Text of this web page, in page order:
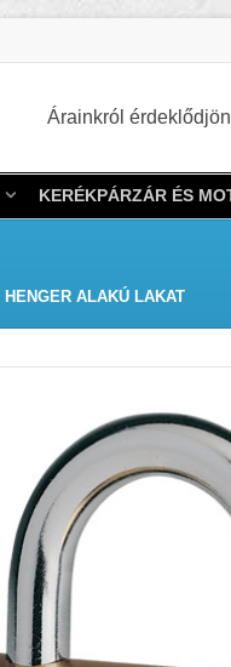
Árainkról
KERÉKPÁRZÁR ÉS
HENGER ALAKÚ LAKAT